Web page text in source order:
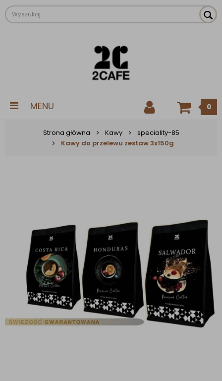
MENU 0
Strona główna Kawy
speciality-85
Kawy do przelewu zestaw 3x150g